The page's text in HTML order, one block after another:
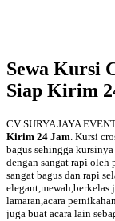
Sewa Kursi
Siap Kirim
CV SURYA JAYA
Kirim 24 Jam. Kursi
bagus sehingga
dengan sangat rapi
sangat bagus dan rapi
elegant,mewah,berkelas
lamaran,acara
juga buat acara lain